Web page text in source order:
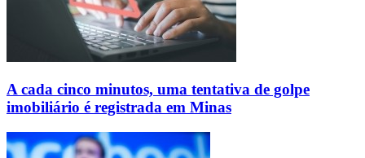
A cada cinco minutos, uma tentativa de golpe
imobiliário é registrada em Minas